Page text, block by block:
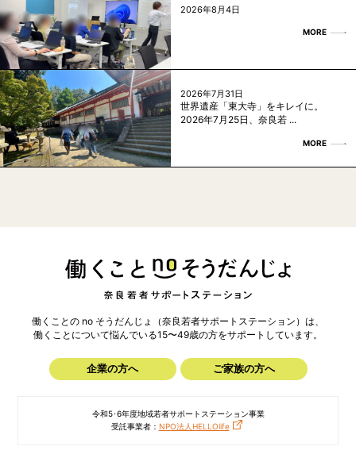
2026年8月4日
MORE
2026年7月31日
世界遺産「東大寺」をキレイに。
2026年7月25日、奈良若 ...
MORE
働くことの no そうだんじょ（奈良若者サポートステーション）は、
働くことについて悩んでいる15〜49歳の方をサポートしています。
企業の方へ ご家族の方へ
令和5･6年度地域若者サポートステーション事業
受託事業者： NPO法人HELLOlife